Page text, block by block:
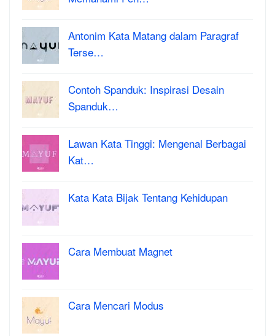
Antonim Kata Matang dalam Paragraf
Terse…
Contoh Spanduk: Inspirasi Desain
Spanduk…
Lawan Kata Tinggi: Mengenal Berbagai
Kat…
Kata Kata Bijak Tentang Kehidupan
Cara Membuat Magnet
Cara Mencari Modus